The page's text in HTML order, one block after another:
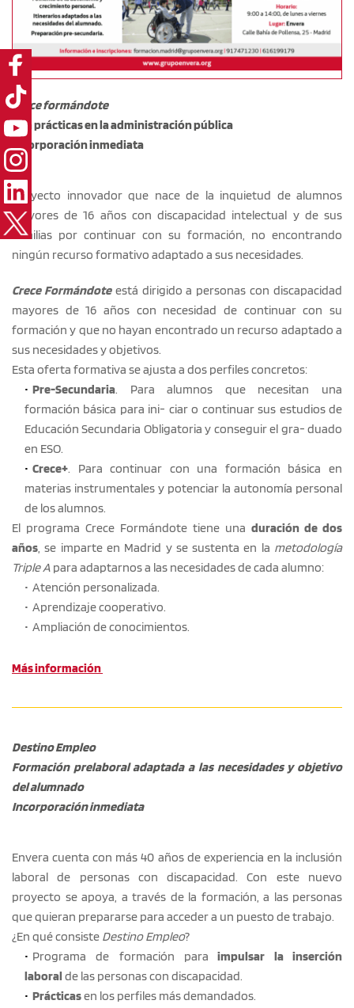
Crece formándote
Con prácticas en la administración pública
Incorporación inmediata
Proyecto innovador que nace de la inquietud de alumnos
mayores de 16 años con discapacidad intelectual y de sus
familias por continuar con su formación, no encontrando
ningún recurso formativo adaptado a sus necesidades.
Crece Formándote está dirigido a personas con discapacidad
mayores de 16 años con necesidad de continuar con su
formación y que no hayan encontrado un recurso adaptado a
sus necesidades y objetivos.
Esta oferta formativa se ajusta a dos perfiles concretos:
Pre-Secundaria. Para alumnos que necesitan una
formación básica para ini- ciar o continuar sus estudios de
Educación Secundaria Obligatoria y conseguir el gra- duado
en ESO.
Crece+. Para continuar con una formación básica en
materias instrumentales y potenciar la autonomía personal
de los alumnos.
El programa Crece Formándote tiene una duración de dos
años , se imparte en Madrid y se sustenta en la metodología
Triple A para adaptarnos a las necesidades de cada alumno:
Atención personalizada.
Aprendizaje cooperativo.
Ampliación de conocimientos.
Más información
Destino Empleo
Formación prelaboral adaptada a las necesidades y objetivo
del alumnado
Incorporación inmediata
Envera cuenta con más 40 años de experiencia en la inclusión
laboral de personas con discapacidad. Con este nuevo
proyecto se apoya, a través de la formación, a las personas
que quieran prepararse para acceder a un puesto de trabajo.
¿En qué consiste Destino Empleo?
Programa de formación para impulsar la inserción
laboral de las personas con discapacidad.
Prácticas en los perfiles más demandados.